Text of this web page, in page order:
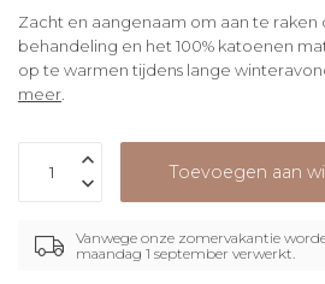
Zacht en aangenaam om aan te raken
behandeling en het 100% katoenen
op te warmen tijdens lange
meer.
Toevoegen aan
Vanwege onze zomervakantie
maandag 1 september verwerkt.